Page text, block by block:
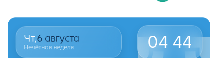
Чт,6 августа
Нечётная неделя 04 44